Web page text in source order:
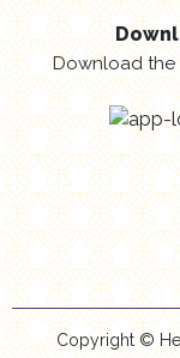
Download the
Copyright ©